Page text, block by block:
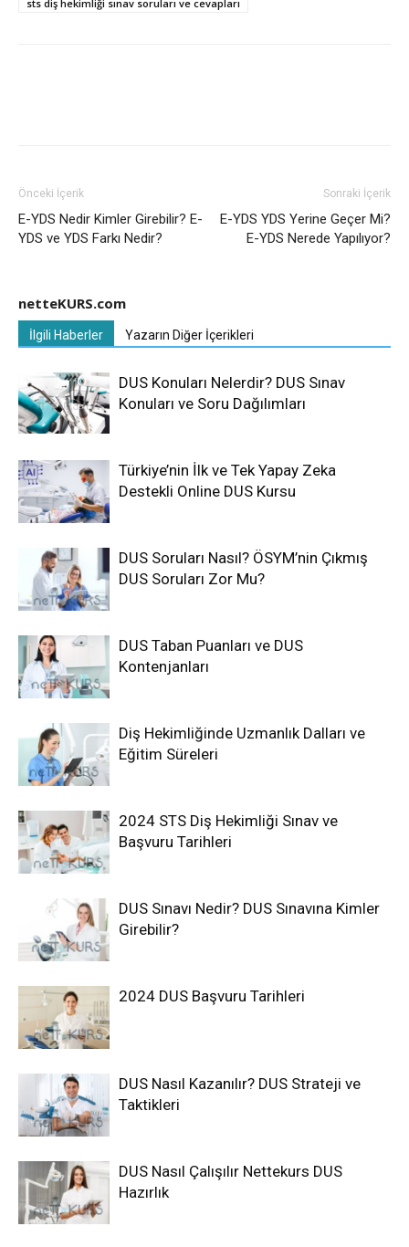
sts diş hekimliği sınav soruları ve cevapları
Önceki İçerik
E-YDS Nedir Kimler Girebilir? E-
YDS ve YDS Farkı Nedir?
Sonraki İçerik
E-YDS YDS Yerine Geçer Mi?
E-YDS Nerede Yapılıyor?
netteKURS.com
İlgili Haberler Yazarın Diğer İçerikleri
DUS Konuları Nelerdir? DUS Sınav
Konuları ve Soru Dağılımları
Türkiye’nin İlk ve Tek Yapay Zeka
Destekli Online DUS Kursu
DUS Soruları Nasıl? ÖSYM’nin Çıkmış
DUS Soruları Zor Mu?
DUS Taban Puanları ve DUS
Kontenjanları
Diş Hekimliğinde Uzmanlık Dalları ve
Eğitim Süreleri
2024 STS Diş Hekimliği Sınav ve
Başvuru Tarihleri
DUS Sınavı Nedir? DUS Sınavına Kimler
Girebilir?
2024 DUS Başvuru Tarihleri
DUS Nasıl Kazanılır? DUS Strateji ve
Taktikleri
DUS Nasıl Çalışılır Nettekurs DUS
Hazırlık